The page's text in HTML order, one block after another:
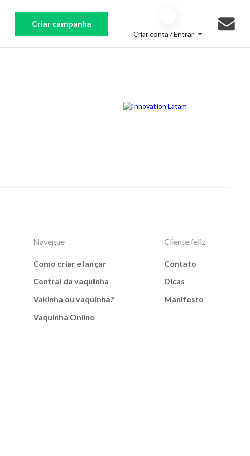
Criar campanha
Criar conta / Entrar
Navegue
Como criar e lançar
Central da vaquinha
Vakinha ou vaquinha?
Vaquinha Online
Cliente feliz
Contato
Dicas
Manifesto